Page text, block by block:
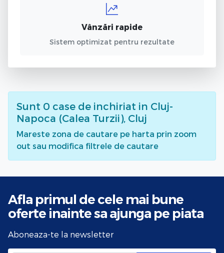
Vânzări rapide
Sistem optimizat pentru rezultate
Sunt 0 case de inchiriat in Cluj-
Napoca (Calea Turzii), Cluj
Mareste zona de cautare pe harta prin zoom
out sau modifica filtrele de cautare
Afla primul de cele mai bune
oferte inainte sa ajunga pe piata
Aboneaza-te la newsletter